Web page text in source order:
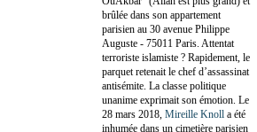
brûlée dans son appartement
parisien au 30 avenue Philippe
Auguste - 75011 Paris. Attentat
terroriste islamiste ? Rapidement, le
parquet retenait le chef d’assassinat
antisémite. La classe politique
unanime exprimait son émotion. Le
28 mars 2018, Mireille Knoll a été
inhumée dans un cimetière parisien